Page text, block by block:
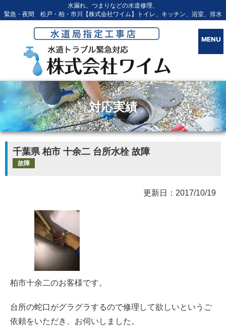
水漏れ、つまりなどの水道修理、
緊急・夜間 松戸・柏・市川【株式会社ワイム】トイレ、キッチン、浴室、排水
対応実績
千葉県 柏市 十余二 台所水栓 故障
故障
更新日：2017/10/19
柏市十余二のお客様です。
台所の蛇口がグラグラするので修理して欲しいというご
依頼をいただき、お伺いしました。